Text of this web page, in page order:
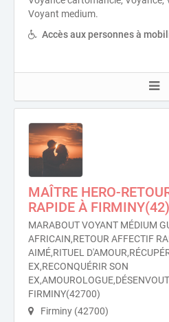
Voyant medium.
Accès aux personnes à
MAÎTRE HERO-
RAPIDE À FIRMINY(42)
MARABOUT VOYANT MÉDIUM
AFRICAIN,RETOUR AFFECTIF
AIMÉ,RITUEL
EX,RECONQUÉRIR SON
FIRMINY(42700)
Firminy (42700)